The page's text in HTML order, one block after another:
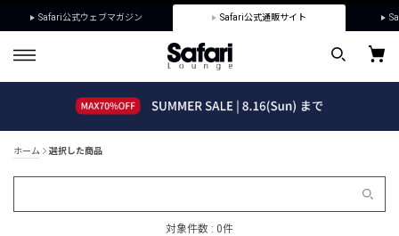
Safari公式ウェブマガジン Safari公式通販サイト
ホーム 選択した商品
対象件数 : 0件